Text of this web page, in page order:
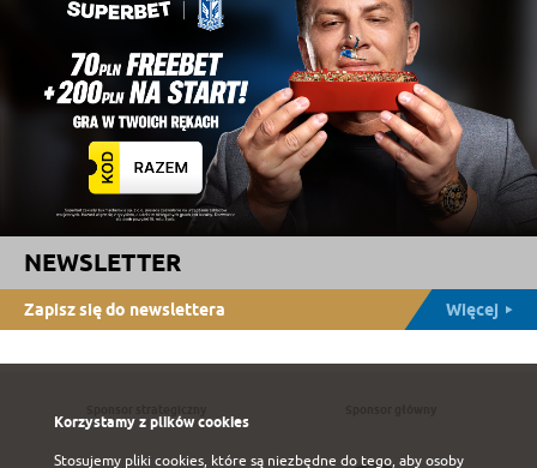
NEWSLETTER
Zapisz się do newslettera Więcej
Korzystamy z plików cookies
Stosujemy pliki cookies, które są niezbędne do tego, aby osoby